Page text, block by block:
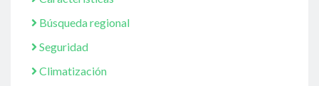
Búsqueda regional
Seguridad
Climatización